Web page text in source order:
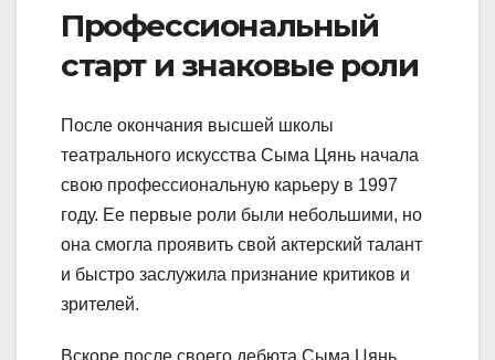
Профессиональный
старт и знаковые роли
После окончания высшей школы
театрального искусства Сыма Цянь начала
свою профессиональную карьеру в 1997
году. Ее первые роли были небольшими, но
она смогла проявить свой актерский талант
и быстро заслужила признание критиков и
зрителей.
Вскоре после своего дебюта Сыма Цянь